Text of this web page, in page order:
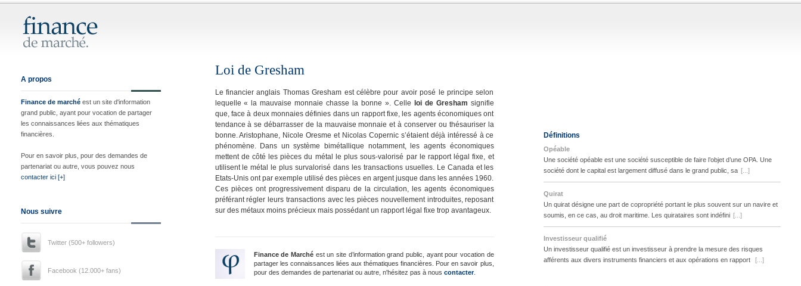
A propos
Finance de marchéest un site d'information
grand public, ayant pour vocation de partager
les connaissances liées aux thématiques
financières.
Pour en savoir plus, pour des demandes de
partenariat ou autre, vous pouvez nous
contacter ici [+]
Nous suivre
Twitter (500+ followers)
Facebook (12.000+ fans)
Loi de Gresham
Le financier anglais Thomas Gresham est célèbre pour avoir posé le principe selon
lequelle « la mauvaise monnaie chasse la bonne ». Celle
loi de Gresham signifie
que, face à deux monnaies définies dans un rapport fixe, les agents économiques ont
tendance à se débarrasser de la mauvaise monnaie et à conserver ou thésauriser la
bonne. Aristophane, Nicole Oresme et Nicolas Copernic s’étaient déjà intéressé à ce
phénomène. Dans un système bimétallique notamment, les agents économiques
mettent de côté les pièces du métal le plus sous-valorisé par le rapport légal fixe, et
utilisent le métal le plus survalorisé dans les transactions usuelles. Le Canada et les
Etats-Unis ont par exemple utilisé des pièces en argent jusque dans les années 1960.
Ces pièces ont progressivement disparu de la circulation, les agents économiques
préférant régler leurs transactions avec les pièces nouvellement introduites, reposant
sur des métaux moins précieux mais possédant un rapport légal fixe trop avantageux.
Finance de Marchéest un site d’information grand public, ayant pour vocation de
partager les connaissances liées aux thématiques financières. Pour en savoir plus,
pour des demandes de partenariat ou autre, n'hésitez pas à nous contacter.
Définitions
Opéable
Une société opéable est une société susceptible de faire l’objet d’une OPA. Une
société dont le capital est largement diffusé dans le grand public, sa [...]
Quirat
Un quirat désigne une part de copropriété portant le plus souvent sur un navire et
soumis, en ce cas, au droit maritime. Les quirataires sont indéfini [...]
Investisseur qualifié
Un investisseur qualifié est un investisseur à prendre la mesure des risques
afférents aux divers instruments financiers et aux opérations en rapport
[...]